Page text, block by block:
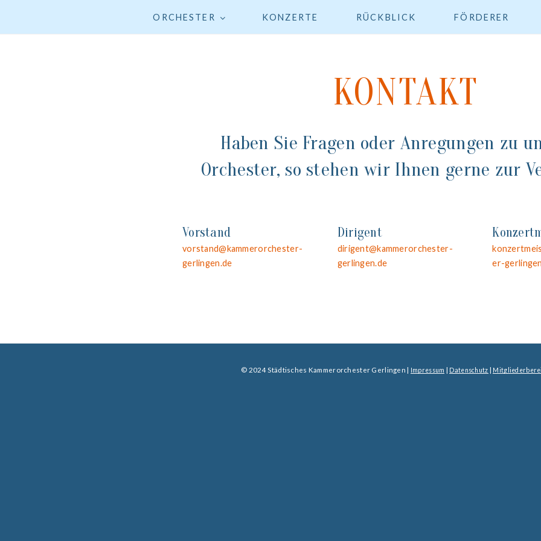
springen
ORCHESTER KONZERTE RÜCKBLICK FÖRDERER
KONTAKT
Haben Sie Fragen oder Anregungen zu
Orchester, so stehen wir Ihnen gerne zur
Vorstand
vorstand@kammerorchester-
gerlingen.de
Dirigent
dirigent@kammerorchester-
gerlingen.de
er-
© 2024 Städtisches Kammerorchester Gerlingen | Impressum | Datenschutz |